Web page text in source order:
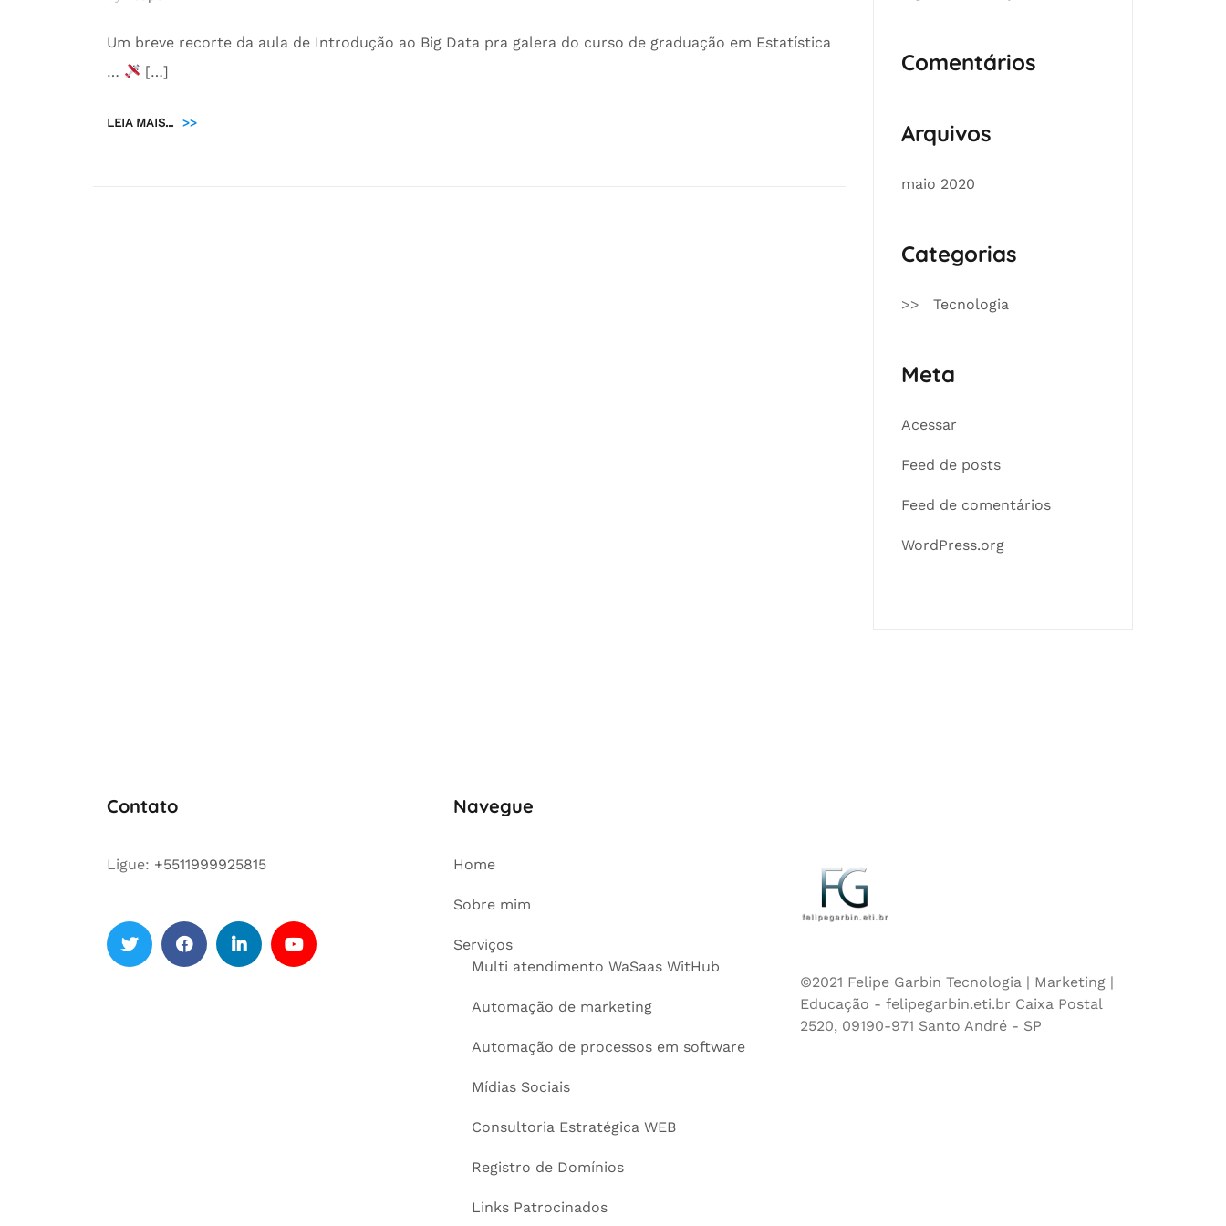
Um breve recorte da aula de Introdução ao Big Data pra galera do curso de graduação em Estatística
…
[…]
LEIA MAIS... >>
Comentários
Arquivos
maio 2020
Categorias
Tecnologia
Meta
Acessar
Feed de posts
Feed de comentários
WordPress.org
Contato
Ligue: +5511999925815
Navegue
Home
Sobre mim
Serviços
Multi atendimento WaSaas WitHub
Automação de marketing
Automação de processos em software
Mídias Sociais
Consultoria Estratégica WEB
Registro de Domínios
Links Patrocinados
©2021 Felipe Garbin Tecnologia | Marketing |
Educação - felipegarbin.eti.br Caixa Postal
2520, 09190-971 Santo André - SP